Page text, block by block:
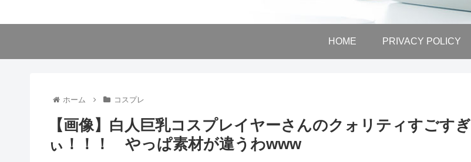
HOME PRIVACY POLICY
ホーム コスプレ
【画像】白人巨乳コスプレイヤーさんのクォリティすごすぎ
ぃ！！！ やっぱ素材が違うわwww